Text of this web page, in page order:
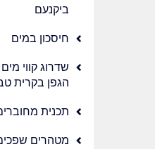
ביקנעם
חיסכון במים
שדרוג קווי
הגפן בקרית
תכנית
מטהרים שפכים